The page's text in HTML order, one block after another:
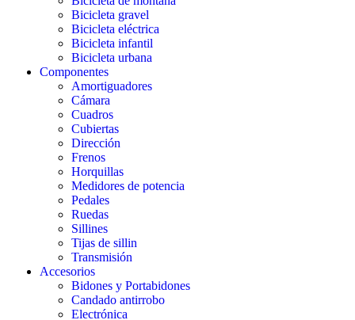
Bicicleta gravel
Bicicleta eléctrica
Bicicleta infantil
Bicicleta urbana
Componentes
Amortiguadores
Cámara
Cuadros
Cubiertas
Dirección
Frenos
Horquillas
Medidores de potencia
Pedales
Ruedas
Sillines
Tijas de sillin
Transmisión
Accesorios
Bidones y Portabidones
Candado antirrobo
Electrónica